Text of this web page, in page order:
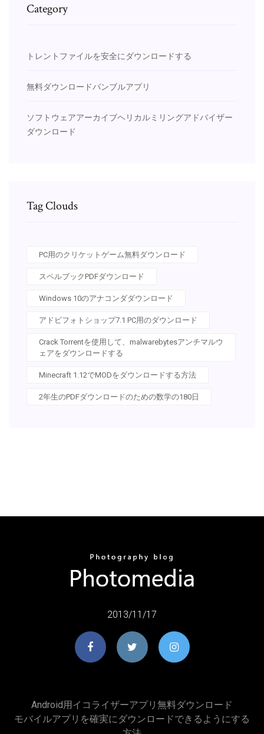
Category
トレントファイルを安全にダウンロードする
無料ダウンロードバンブルアプリ
ソフトウェアアーカイブヘリカルミリングアドバイザー
ダウンロード
Tag Clouds
PC用のクリケットゲーム無料ダウンロード
スペルブックPDFダウンロード
Windows 10のアナコンダダウンロード
アドビフォトショップ7.1 PC用のダウンロード
Crack Torrentを使用して、malwarebytesアンチマルウ
ェアをダウンロードする
Minecraft 1.12でMODをダウンロードする方法
2年生のPDFダウンロードのための数学の180日
2013/11/17
Android用イコライザーアプリ無料ダウンロード
モバイルアプリを確実にダウンロードできるようにする